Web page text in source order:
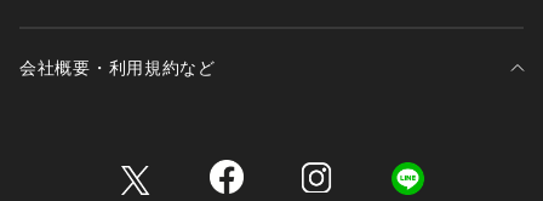
会社概要・利用規約など